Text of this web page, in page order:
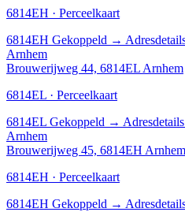
6814EH · Perceelkaart
6814EH Gekoppeld →
Arnhem
Brouwerijweg 44, 6814EL Arnhem
6814EL · Perceelkaart
6814EL Gekoppeld →
Arnhem
Brouwerijweg 45, 6814EH Arnhem
6814EH · Perceelkaart
6814EH Gekoppeld →